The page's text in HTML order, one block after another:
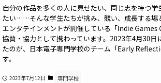
自分の作品を多くの人に見せたい、同じ志を持つ
たい……そんな学生たちが挑み、競い、成長する場
エンタテインメントが開催している「Indie
協賛・協力として携わっています。2023年4月30日
たのが、日本電子専門学校のチーム「Early
す。
2023年7月12日 専門学校